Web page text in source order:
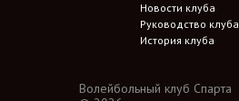
Новости клуба
Руководство клуба
История клуба
Волейбольный клуб Спарта